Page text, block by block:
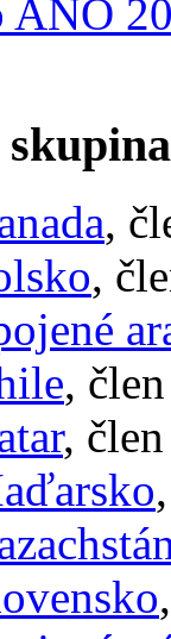
ANO
,
,
,
,